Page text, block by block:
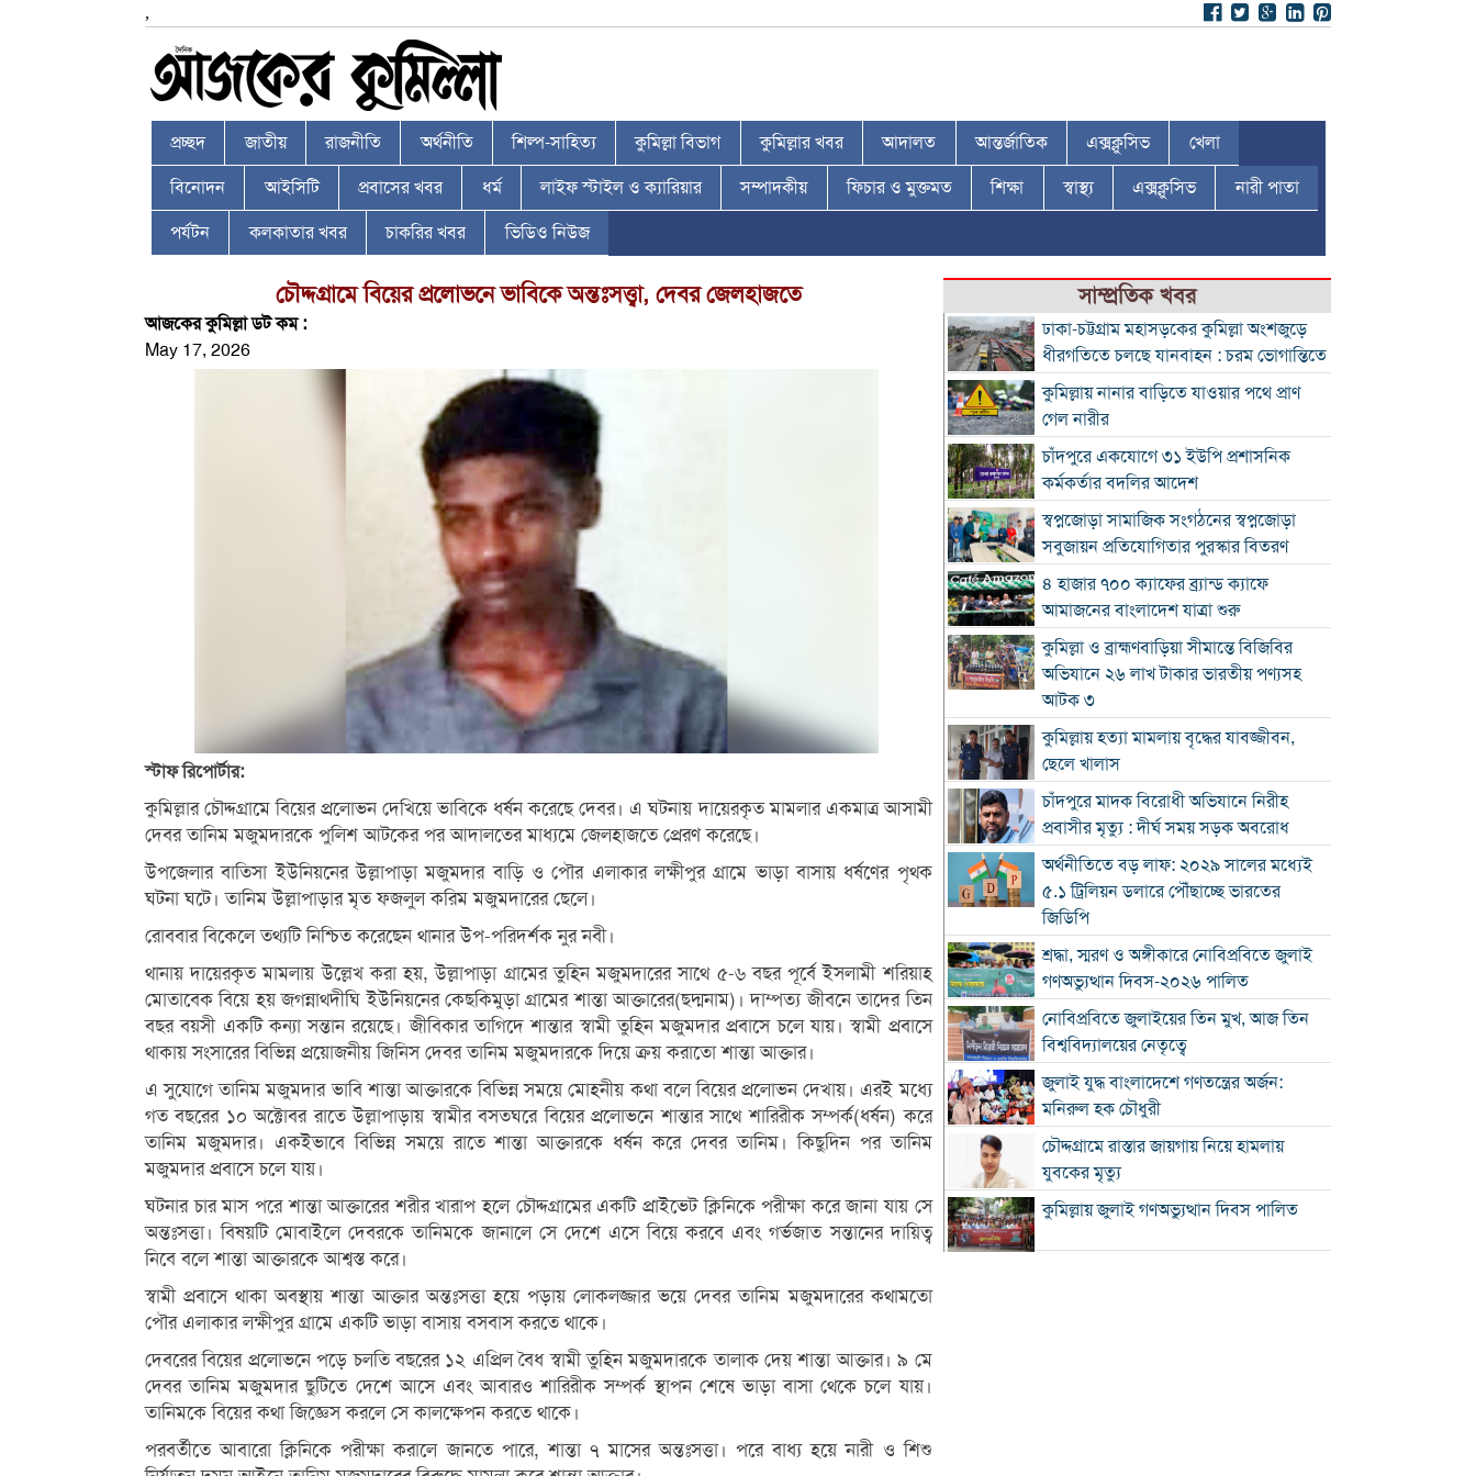
,
প্রচ্ছদ জাতীয় রাজনীতি অর্থনীতি শিল্প-সাহিত্য কুমিল্লা বিভাগ কুমিল্লার খবর আদালত আন্তর্জাতিক এক্সক্লুসিভ খেলা
বিনোদন আইসিটি প্রবাসের খবর ধর্ম লাইফ স্টাইল ও ক্যারিয়ার সম্পাদকীয় ফিচার ও মুক্তমত শিক্ষা স্বাস্থ্য এক্সক্লুসিভ নারী পাতা
পর্যটন কলকাতার খবর চাকরির খবর ভিডিও নিউজ
চৌদ্দগ্রামে বিয়ের প্রলোভনে ভাবিকে অন্তঃসত্ত্বা, দেবর জেলহাজতে
আজকের কুমিল্লা ডট কম :
May 17, 2026
স্টাফ রিপোর্টার:
কুমিল্লার চৌদ্দগ্রামে বিয়ের প্রলোভন দেখিয়ে ভাবিকে ধর্ষন করেছে দেবর। এ ঘটনায় দায়েরকৃত মামলার একমাত্র আসামী
দেবর তানিম মজুমদারকে পুলিশ আটকের পর আদালতের মাধ্যমে জেলহাজতে প্রেরণ করেছে।
উপজেলার বাতিসা ইউনিয়নের উল্লাপাড়া মজুমদার বাড়ি ও পৌর এলাকার লক্ষীপুর গ্রামে ভাড়া বাসায় ধর্ষণের পৃথক
ঘটনা ঘটে। তানিম উল্লাপাড়ার মৃত ফজলুল করিম মজুমদারের ছেলে।
রোববার বিকেলে তথ্যটি নিশ্চিত করেছেন থানার উপ-পরিদর্শক নুর নবী।
থানায় দায়েরকৃত মামলায় উল্লেখ করা হয়, উল্লাপাড়া গ্রামের তুহিন মজুমদারের সাথে ৫-৬ বছর পূর্বে ইসলামী শরিয়াহ
মোতাবেক বিয়ে হয় জগন্নাথদীঘি ইউনিয়নের কেছকিমুড়া গ্রামের শান্তা আক্তারের(ছদ্মনাম)। দাম্পত্য জীবনে তাদের তিন
বছর বয়সী একটি কন্যা সন্তান রয়েছে। জীবিকার তাগিদে শান্তার স্বামী তুহিন মজুমদার প্রবাসে চলে যায়। স্বামী প্রবাসে
থাকায় সংসারের বিভিন্ন প্রয়োজনীয় জিনিস দেবর তানিম মজুমদারকে দিয়ে ক্রয় করাতো শান্তা আক্তার।
এ সুযোগে তানিম মজুমদার ভাবি শান্তা আক্তারকে বিভিন্ন সময়ে মোহনীয় কথা বলে বিয়ের প্রলোভন দেখায়। এরই মধ্যে
গত বছরের ১০ অক্টোবর রাতে উল্লাপাড়ায় স্বামীর বসতঘরে বিয়ের প্রলোভনে শান্তার সাথে শারিরীক সম্পর্ক(ধর্ষন) করে
তানিম মজুমদার। একইভাবে বিভিন্ন সময়ে রাতে শান্তা আক্তারকে ধর্ষন করে দেবর তানিম। কিছুদিন পর তানিম
মজুমদার প্রবাসে চলে যায়।
ঘটনার চার মাস পরে শান্তা আক্তারের শরীর খারাপ হলে চৌদ্দগ্রামের একটি প্রাইভেট ক্লিনিকে পরীক্ষা করে জানা যায় সে
অন্তঃসত্তা। বিষয়টি মোবাইলে দেবরকে তানিমকে জানালে সে দেশে এসে বিয়ে করবে এবং গর্ভজাত সন্তানের দায়িত্ব
নিবে বলে শান্তা আক্তারকে আশ্বস্ত করে।
স্বামী প্রবাসে থাকা অবস্থায় শান্তা আক্তার অন্তঃসত্তা হয়ে পড়ায় লোকলজ্জার ভয়ে দেবর তানিম মজুমদারের কথামতো
পৌর এলাকার লক্ষীপুর গ্রামে একটি ভাড়া বাসায় বসবাস করতে থাকে।
দেবরের বিয়ের প্রলোভনে পড়ে চলতি বছরের ১২ এপ্রিল বৈধ স্বামী তুহিন মজুমদারকে তালাক দেয় শান্তা আক্তার। ৯ মে
দেবর তানিম মজুমদার ছুটিতে দেশে আসে এবং আবারও শারিরীক সম্পর্ক স্থাপন শেষে ভাড়া বাসা থেকে চলে যায়।
তানিমকে বিয়ের কথা জিজ্ঞেস করলে সে কালক্ষেপন করতে থাকে।
পরবর্তীতে আবারো ক্লিনিকে পরীক্ষা করালে জানতে পারে, শান্তা ৭ মাসের অন্তঃসত্তা। পরে বাধ্য হয়ে নারী ও শিশু
সাম্প্রতিক খবর
ঢাকা-চট্টগ্রাম মহাসড়কের কুমিল্লা অংশজুড়ে
ধীরগতিতে চলছে যানবাহন : চরম ভোগান্তিতে
কুমিল্লায় নানার বাড়িতে যাওয়ার পথে প্রাণ
গেল নারীর
চাঁদপুরে একযোগে ৩১ ইউপি প্রশাসনিক
কর্মকর্তার বদলির আদেশ
স্বপ্নজোড়া সামাজিক সংগঠনের স্বপ্নজোড়া
সবুজায়ন প্রতিযোগিতার পুরস্কার বিতরণ
৪ হাজার ৭০০ ক্যাফের ব্র্যান্ড ক্যাফে
আমাজনের বাংলাদেশ যাত্রা শুরু
কুমিল্লা ও ব্রাহ্মণবাড়িয়া সীমান্তে বিজিবির
অভিযানে ২৬ লাখ টাকার ভারতীয় পণ্যসহ
আটক ৩
কুমিল্লায় হত্যা মামলায় বৃদ্ধের যাবজ্জীবন,
ছেলে খালাস
চাঁদপুরে মাদক বিরোধী অভিযানে নিরীহ
প্রবাসীর মৃত্যু : দীর্ঘ সময় সড়ক অবরোধ
অর্থনীতিতে বড় লাফ: ২০২৯ সালের মধ্যেই
৫.১ ট্রিলিয়ন ডলারে পৌঁছাচ্ছে ভারতের
জিডিপি
শ্রদ্ধা, স্মরণ ও অঙ্গীকারে নোবিপ্রবিতে জুলাই
গণঅভ্যুত্থান দিবস-২০২৬ পালিত
নোবিপ্রবিতে জুলাইয়ের তিন মুখ, আজ তিন
বিশ্ববিদ্যালয়ের নেতৃত্বে
জুলাই যুদ্ধ বাংলাদেশে গণতন্ত্রের অর্জন:
মনিরুল হক চৌধুরী
চৌদ্দগ্রামে রাস্তার জায়গায় নিয়ে হামলায়
যুবকের মৃত্যু
কুমিল্লায় জুলাই গণঅভ্যুত্থান দিবস পালিত